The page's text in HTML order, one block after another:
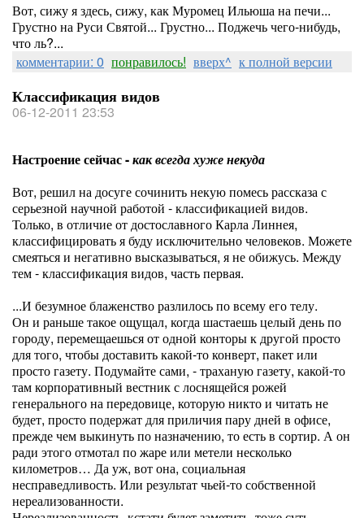
Вот, сижу я здесь, сижу, как Муромец Ильюша на печи...
Грустно на Руси Святой... Грустно... Поджечь чего-нибудь,
что ль?...
комментарии: 0 понравилось! вверх^ к полной версии
Классификация видов
06-12-2011 23:53
Настроение сейчас -как всегда хуже некуда
Вот, решил на досуге сочинить некую помесь рассказа с
серьезной научной работой - классификацией видов.
Только, в отличие от достославного Карла Линнея,
классифицировать я буду исключительно человеков. Можете
смеяться и негативно высказываться, я не обижусь. Между
тем - классификация видов, часть первая.
...И безумное блаженство разлилось по всему его телу.
Он и раньше такое ощущал, когда шастаешь целый день по
городу, перемещаешься от одной конторы к другой просто
для того, чтобы доставить какой-то конверт, пакет или
просто газету. Подумайте сами, - траханую газету, какой-то
там корпоративный вестник с лоснящейся рожей
генерального на передовице, которую никто и читать не
будет, просто подержат для приличия пару дней в офисе,
прежде чем выкинуть по назначению, то есть в сортир. А он
ради этого отмотал по жаре или метели несколько
километров… Да уж, вот она, социальная
несправедливость. Или результат чьей-то собственной
нереализованности.